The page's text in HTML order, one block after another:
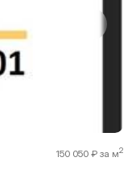
150 050 ₽ за м2